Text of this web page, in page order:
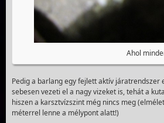
Ahol
Pedig a barlang egy fejlett aktív járatrendszer
sebesen vezeti el a nagy vizeket is, tehát a
hiszen a karsztvízszint még nincs meg
méterrel lenne a mélypont alatt!)